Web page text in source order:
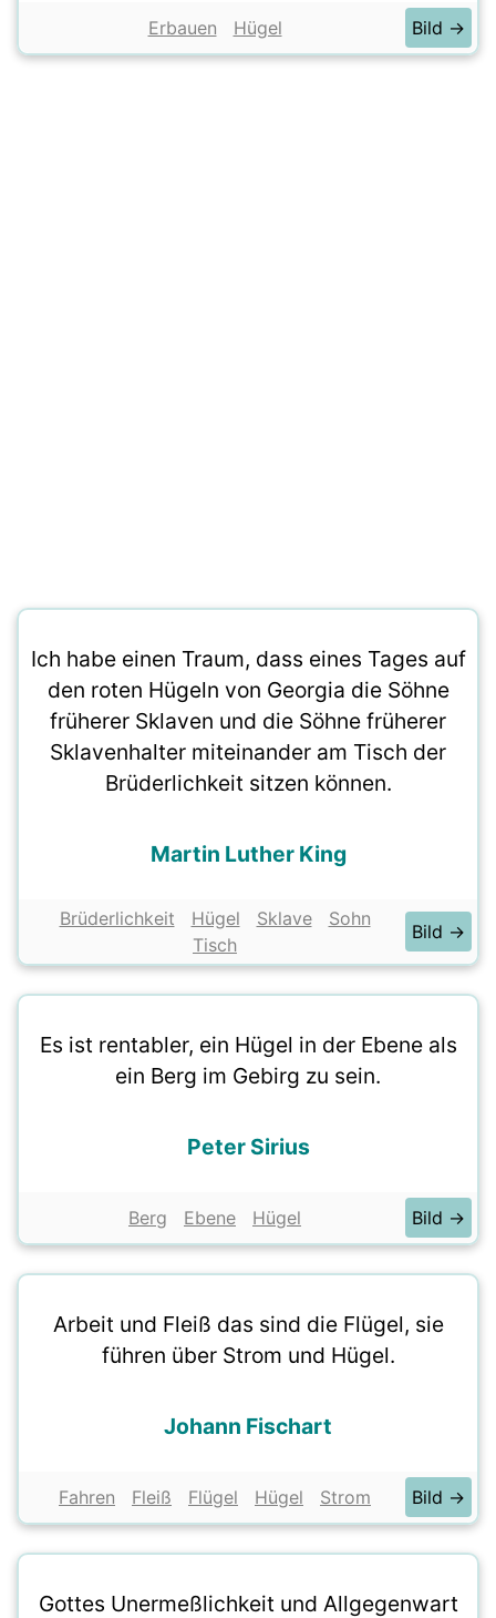
Erbauen Hügel Bild →
Ich habe einen Traum, dass eines Tages auf
den roten Hügeln von Georgia die Söhne
früherer Sklaven und die Söhne früherer
Sklavenhalter miteinander am Tisch der
Brüderlichkeit sitzen können.
Martin Luther King
Brüderlichkeit Hügel Sklave
Sohn
Tisch
Bild →
Es ist rentabler, ein Hügel in der Ebene als
ein Berg im Gebirg zu sein.
Peter Sirius
Berg Ebene Hügel Bild →
Arbeit und Fleiß das sind die Flügel, sie
führen über Strom und Hügel.
Johann Fischart
Fahren Fleiß Flügel Hügel Strom Bild →
Gottes Unermeßlichkeit und Allgegenwart